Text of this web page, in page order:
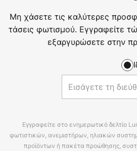
Μη χάσετε τις καλύτερες
τάσεις φωτισμού. Εγγραφείτε
εξαργυρώσετε στην
Εγγραφείτε στο ενημερωτικό δελτίο
φωτιστικών, ανεμιστήρων, ηλιακών
προϊόντων ή πακέτα προώθησης,